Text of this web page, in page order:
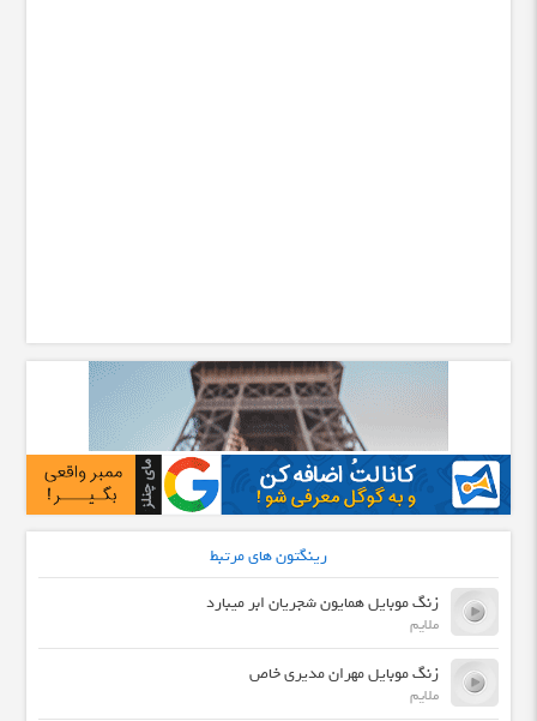
رینگتون های مرتبط
زنگ موبایل همایون شجریان ابر میبارد
ملایم
زنگ موبایل مهران مدیری خاص
ملایم